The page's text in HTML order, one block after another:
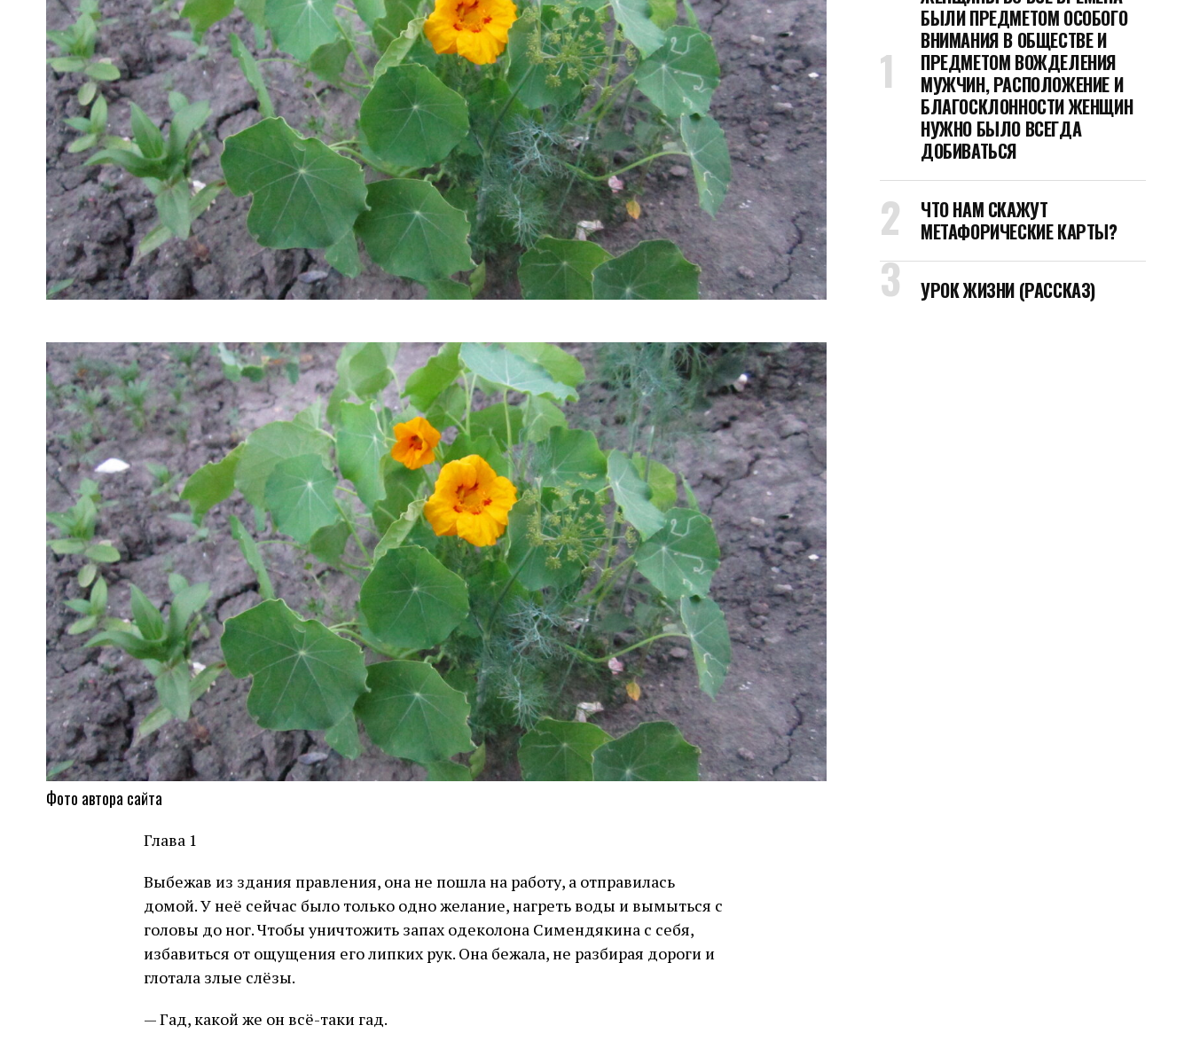
Фото автора сайта
Глава 1
Выбежав из здания правления, она не пошла на работу, а отправилась
домой. У неё сейчас было только одно желание, нагреть воды и вымыться с
головы до ног. Чтобы уничтожить запах одеколона Симендякина с себя,
избавиться от ощущения его липких рук. Она бежала, не разбирая дороги и
глотала злые слёзы.
— Гад, какой же он всё-таки гад.
БЫЛИ ПРЕДМЕТОМ ОСОБОГО
ВНИМАНИЯ В ОБЩЕСТВЕ И
ПРЕДМЕТОМ ВОЖДЕЛЕНИЯ
МУЖЧИН, РАСПОЛОЖЕНИЕ И
БЛАГОСКЛОННОСТИ ЖЕНЩИН
НУЖНО БЫЛО ВСЕГДА
ДОБИВАТЬСЯ
ЧТО НАМ СКАЖУТ
МЕТАФОРИЧЕСКИЕ КАРТЫ?
УРОК ЖИЗНИ (РАССКАЗ)